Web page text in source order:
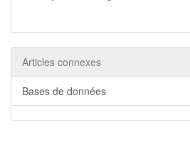
Articles connexes
Bases de données